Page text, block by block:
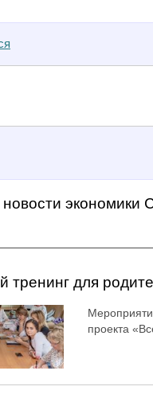
Новости
тренинг для
проекта